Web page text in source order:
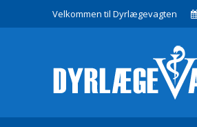
Velkommen til Dyrlægevagten